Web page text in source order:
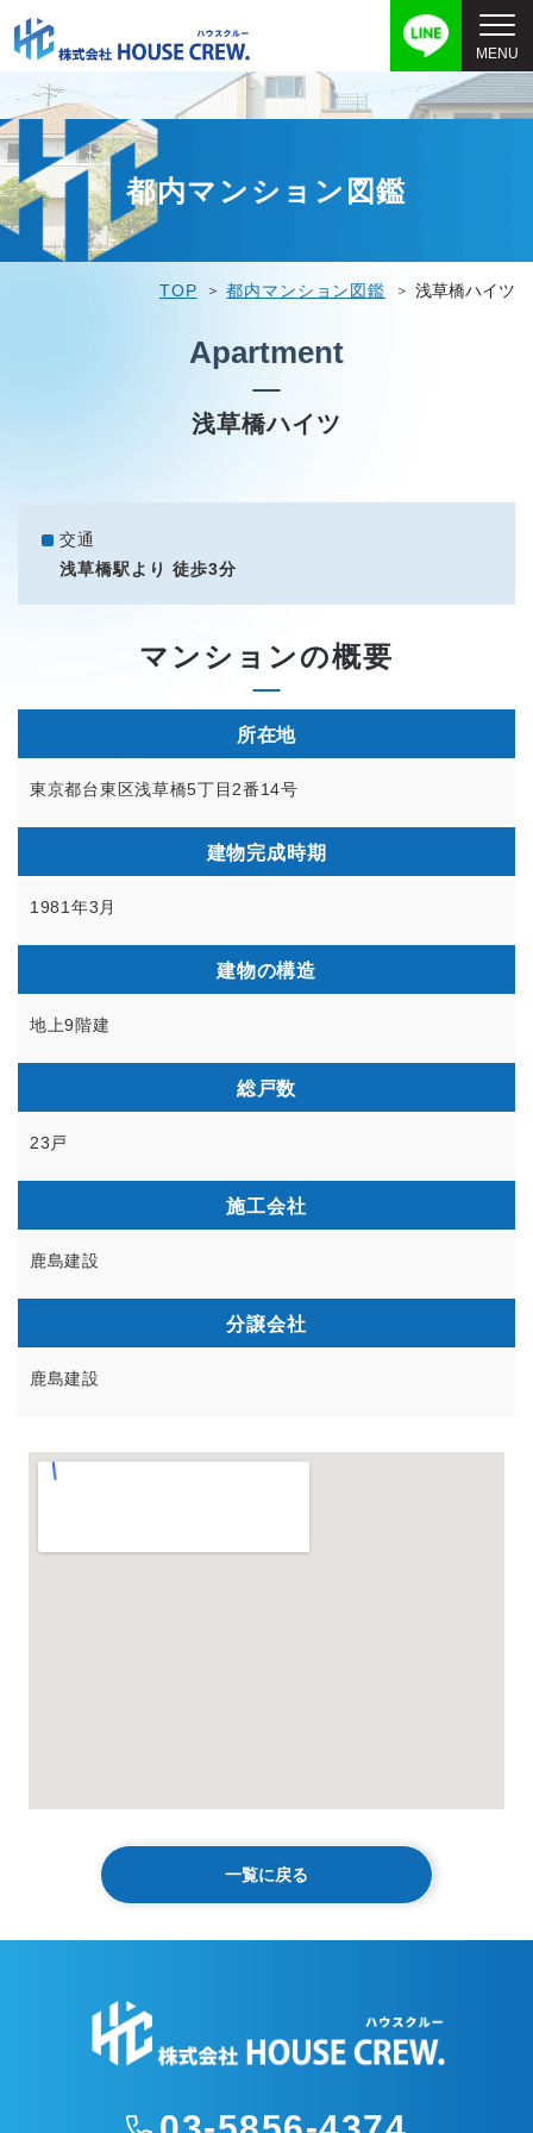
都内マンション図鑑
TOP 都内マンション図鑑 浅草橋ハイツ
Apartment
浅草橋ハイツ
交通
浅草橋駅より 徒歩3分
マンションの概要
所在地
東京都台東区浅草橋5丁目2番14号
建物完成時期
1981年3月
建物の構造
地上9階建
総戸数
23戸
施工会社
鹿島建設
分譲会社
鹿島建設
一覧に戻る